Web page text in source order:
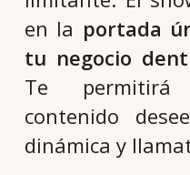
en la portada
tu negocio
Te permitirá
contenido
dinámica y